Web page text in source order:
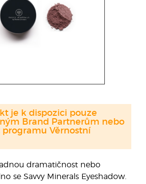
dramatičnost nebo
se Savvy Minerals Eyeshadow.
je k dispozici pouze
Brand Partnerům nebo
programu Věrnostní